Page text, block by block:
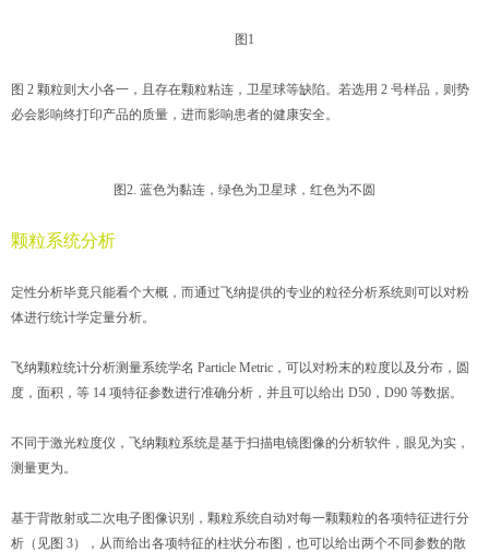
图1
图 2 颗粒则大小各一，且存在颗粒粘连，卫星球等缺陷。若选用 2 号样品，则势
必会影响终打印产品的质量，进而影响患者的健康安全。
图2. 蓝色为黏连，绿色为卫星球，红色为不圆
颗粒系统分析
定性分析毕竟只能看个大概，而通过飞纳提供的专业的粒径分析系统则可以对粉
体进行统计学定量分析。
飞纳颗粒统计分析测量系统学名 Particle Metric，可以对粉末的粒度以及分布，圆
度，面积，等 14 项特征参数进行准确分析，并且可以给出 D50，D90 等数据。
不同于激光粒度仪，飞纳颗粒系统是基于扫描电镜图像的分析软件，眼见为实，
测量更为。
基于背散射或二次电子图像识别，颗粒系统自动对每一颗颗粒的各项特征进行分
析（见图 3），从而给出各项特征的柱状分布图，也可以给出两个不同参数的散